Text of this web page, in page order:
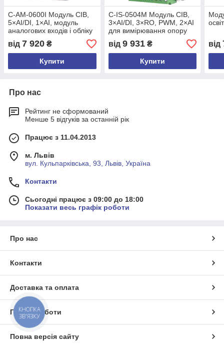
C-AM-0600I Модуль CIB,
5×AI/DI, 1×AI, модуль
аналогових входів і обліку
електроенергії, IP55
від 7 920 ₴
Купити
C-IS-0504M Модуль CIB,
3×AI/DI, 3×RO, PWM, 2×AI
для вимірювання опору
від 9 931₴
Купити
від
Про нас
Рейтинг не сформований
Менше 5 відгуків за останній рік
Працює з 11.04.2013
м. Львів
вул. Кульпарківська, 93, Львів, Україна
Контакти
Сьогодні працює з 09:00 до 18:00
Показати весь графік роботи
Про нас
Контакти
Доставка та оплата
Графік роботи
Повна версія сайту
КНОПКА
ЗВ'ЯЗКУ